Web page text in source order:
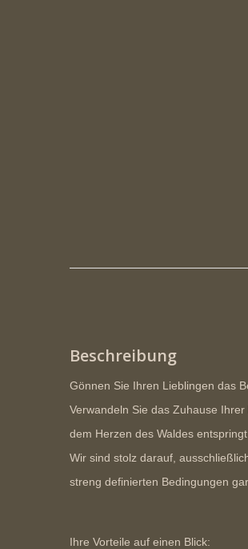
Beschreibung
Gönnen Sie Ihren Lieblingen das
Verwandeln Sie das Zuhause
dem Herzen des Waldes
Wir sind stolz darauf,
streng definierten Bedingungen
Ihre Vorteile auf einen Blick: